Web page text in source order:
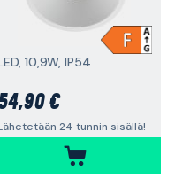
10,9W, IP54
€
24 tunnin sisällä!